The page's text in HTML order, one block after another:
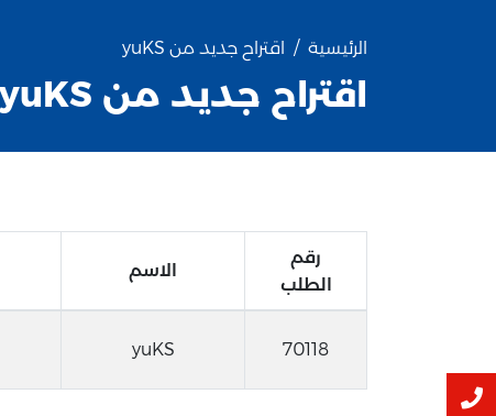
الرئيسية اقتراح جديد من yuKS
اقتراح جديد من yuKS
رقم
الطلب
الاسم
70118
yuKS